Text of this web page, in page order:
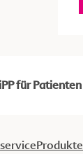
für Patienten
Produkte